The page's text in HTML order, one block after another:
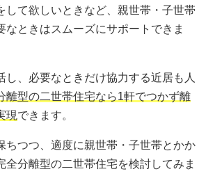
して欲しいときなど、親世帯・子世帯
なときはスムーズにサポートできま
し、必要なときだけ協力する近居も人
離型の二世帯住宅なら1軒でつかず離
現できます。
ちつつ、適度に親世帯・子世帯とかか
全分離型の二世帯住宅を検討してみま